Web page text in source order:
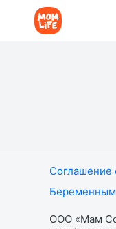
Соглашение
Беременным
ООО «Мам